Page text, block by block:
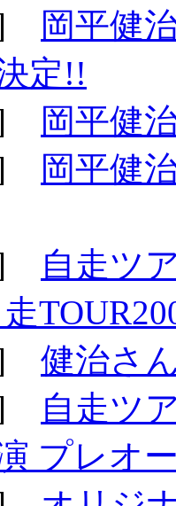
岡平健
定!!
岡平健
岡平健
自走ツ
健治さ
自走ツ
プレオ